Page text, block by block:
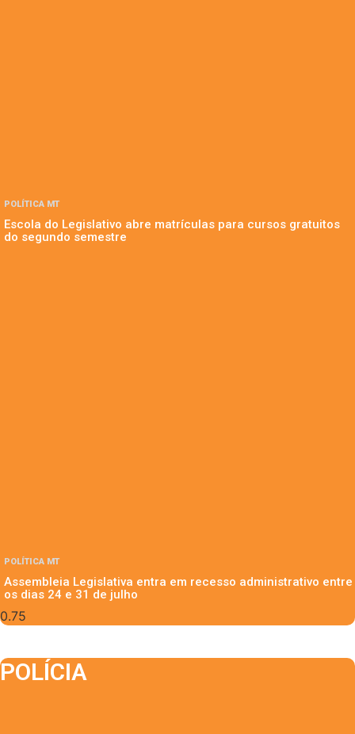
POLÍTICA MT
Escola do Legislativo abre matrículas para cursos gratuitos
do segundo semestre
POLÍTICA MT
Assembleia Legislativa entra em recesso administrativo entre
os dias 24 e 31 de julho
POLÍCIA